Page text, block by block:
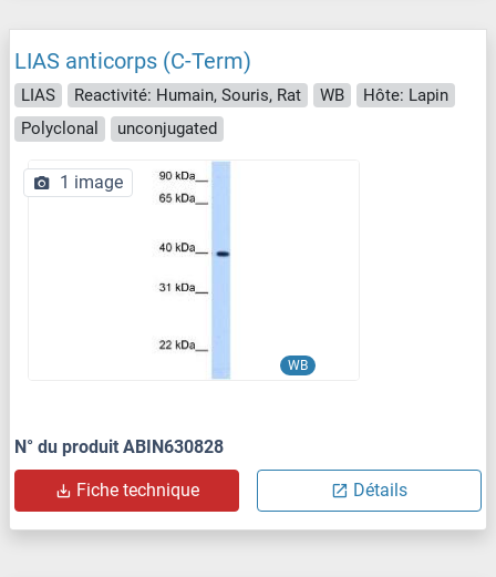
LIAS anticorps (C-Term)
LIAS Reactivité: Humain, Souris, Rat WB
Hôte: Lapin
Polyclonal
unconjugated
WB
1 image
N° du produit ABIN630828
Fiche technique Détails